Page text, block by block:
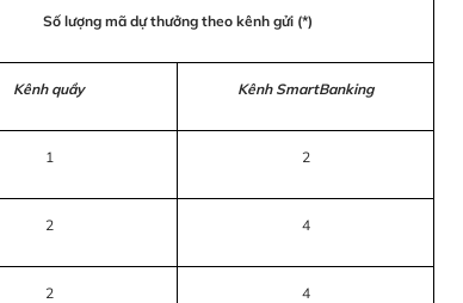
Số lượng mã dự thưởng theo kênh gửi (*)
Kênh quầy Kênh SmartBanking
1 2
2 4
2 4